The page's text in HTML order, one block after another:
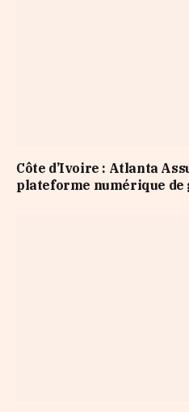
Côte d’Ivoire : Atlanta
plateforme numérique de